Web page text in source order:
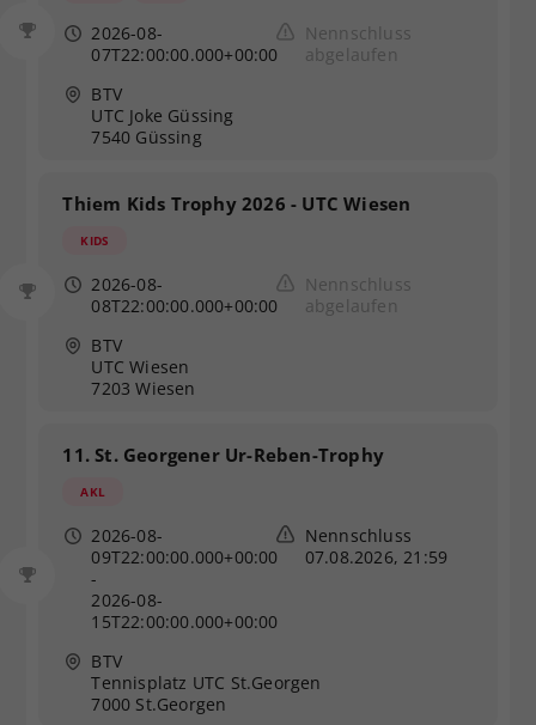
2026-08-
07T22:00:00.000+00:00
Nennschluss
abgelaufen
BTV
UTC Joke Güssing
7540 Güssing
Thiem Kids Trophy 2026 - UTC Wiesen
KIDS
2026-08-
08T22:00:00.000+00:00
Nennschluss
abgelaufen
BTV
UTC Wiesen
7203 Wiesen
11. St. Georgener Ur-Reben-Trophy
AKL
2026-08-
09T22:00:00.000+00:00
-
2026-08-
15T22:00:00.000+00:00
Nennschluss
07.08.2026, 21:59
BTV
Tennisplatz UTC St.Georgen
7000 St.Georgen